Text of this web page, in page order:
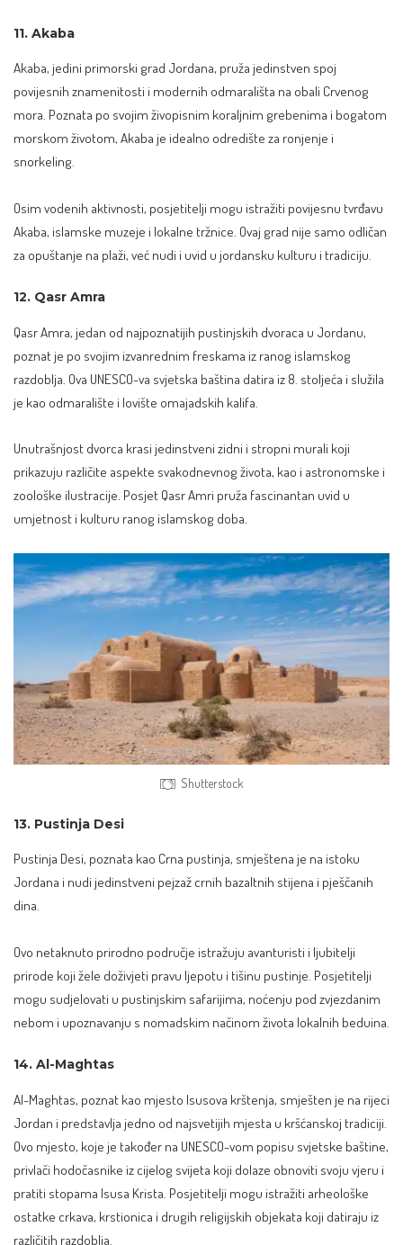
11. Akaba
Akaba, jedini primorski grad Jordana, pruža jedinstven spoj
povijesnih znamenitosti i modernih odmarališta na obali Crvenog
mora. Poznata po svojim živopisnim koraljnim grebenima i bogatom
morskom životom, Akaba je idealno odredište za ronjenje i
snorkeling.
Osim vodenih aktivnosti, posjetitelji mogu istražiti povijesnu tvrđavu
Akaba, islamske muzeje i lokalne tržnice. Ovaj grad nije samo odličan
za opuštanje na plaži, već nudi i uvid u jordansku kulturu i tradiciju.
12. Qasr Amra
Qasr Amra, jedan od najpoznatijih pustinjskih dvoraca u Jordanu,
poznat je po svojim izvanrednim freskama iz ranog islamskog
razdoblja. Ova UNESCO-va svjetska baština datira iz 8. stoljeća i služila
je kao odmaralište i lovište omajadskih kalifa.
Unutrašnjost dvorca krasi jedinstveni zidni i stropni murali koji
prikazuju različite aspekte svakodnevnog života, kao i astronomske i
zoološke ilustracije. Posjet Qasr Amri pruža fascinantan uvid u
umjetnost i kulturu ranog islamskog doba.
Shutterstock
13. Pustinja Desi
Pustinja Desi, poznata kao Crna pustinja, smještena je na istoku
Jordana i nudi jedinstveni pejzaž crnih bazaltnih stijena i pješčanih
dina.
Ovo netaknuto prirodno područje istražuju avanturisti i ljubitelji
prirode koji žele doživjeti pravu ljepotu i tišinu pustinje. Posjetitelji
mogu sudjelovati u pustinjskim safarijima, noćenju pod zvjezdanim
nebom i upoznavanju s nomadskim načinom života lokalnih beduina.
14. Al-Maghtas
Al-Maghtas, poznat kao mjesto Isusova krštenja, smješten je na rijeci
Jordan i predstavlja jedno od najsvetijih mjesta u kršćanskoj tradiciji.
Ovo mjesto, koje je također na UNESCO-vom popisu svjetske baštine,
privlači hodočasnike iz cijelog svijeta koji dolaze obnoviti svoju vjeru i
pratiti stopama Isusa Krista. Posjetitelji mogu istražiti arheološke
ostatke crkava, krstionica i drugih religijskih objekata koji datiraju iz
različitih razdoblja.